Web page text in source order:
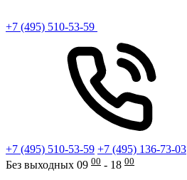
+7 (495) 510-53-59
+7 (495) 510-53-59 +7 (495) 136-73-03
Без выходных 09 00 - 18 00